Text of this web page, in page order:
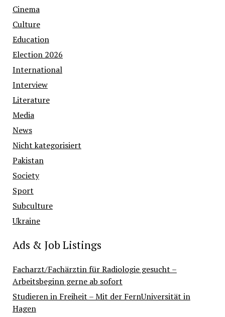
Cinema
Culture
Education
Election 2026
International
Interview
Literature
Media
News
Nicht kategorisiert
Pakistan
Society
Sport
Subculture
Ukraine
Ads & Job Listings
Facharzt/Fachärztin für Radiologie gesucht –
Arbeitsbeginn gerne ab sofort
Studieren in Freiheit – Mit der FernUniversität in
Hagen